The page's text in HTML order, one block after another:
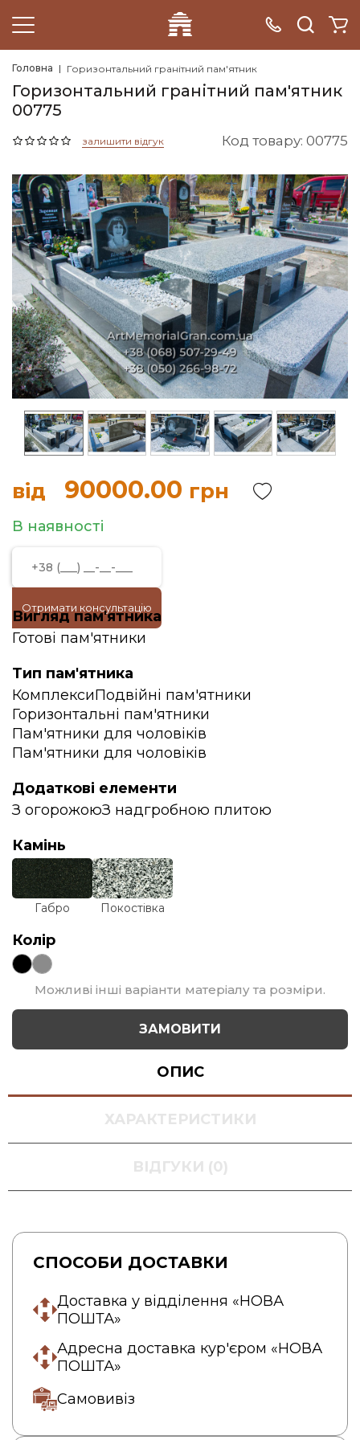
Головна Горизонтальний гранітний пам'ятник
Горизонтальний гранітний пам'ятник
00775
залишити відгук Код товару: 00775
від 90000.00 грн
В наявності
Отримати консультацію
Вигляд пам'ятника
Готові пам'ятники
Тип пам'ятника
КомплексиПодвійні пам'ятники
Горизонтальні пам'ятники
Пам'ятники для чоловіків
Пам'ятники для чоловіків
Додаткові елементи
З огорожоюЗ надгробною плитою
Камінь
Габро Покостівка
Колір
Можливі інші варіанти матеріалу та розміри.
ЗАМОВИТИ
ОПИС
ХАРАКТЕРИСТИКИ
ВІДГУКИ (0)
СПОСОБИ ДОСТАВКИ
Доставка у відділення «НОВА
ПОШТА»
Адресна доставка кур'єром «НОВА
ПОШТА»
Самовивіз